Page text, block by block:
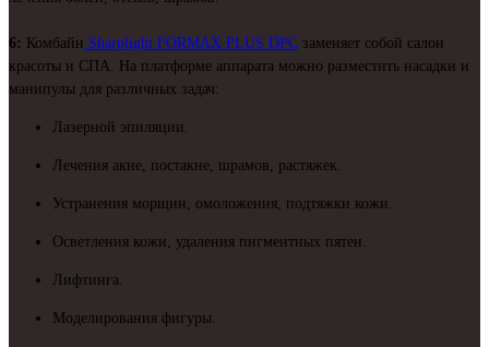
6: Комбайн Sharplight FORMAX PLUS DPC заменяет собой салон
красоты и СПА. На платформе аппарата можно разместить насадки и
манипулы для различных задач:
Лазерной эпиляции.
Лечения акне, постакне, шрамов, растяжек.
Устранения морщин, омоложения, подтяжки кожи.
Осветления кожи, удаления пигментных пятен.
Лифтинга.
Моделирования фигуры.